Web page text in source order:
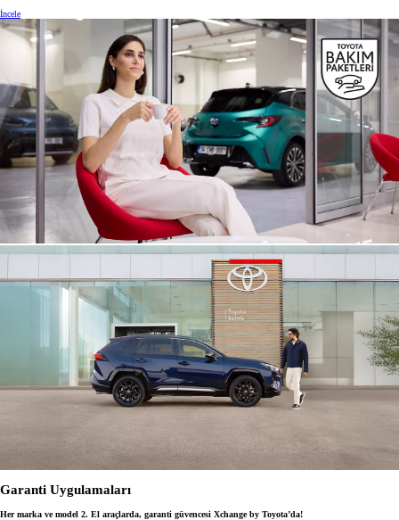
İncele
Garanti Uygulamaları
Her marka ve model 2. El araçlarda, garanti güvencesi Xchange by Toyota’da!